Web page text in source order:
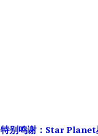
特别鸣谢：Star Planet